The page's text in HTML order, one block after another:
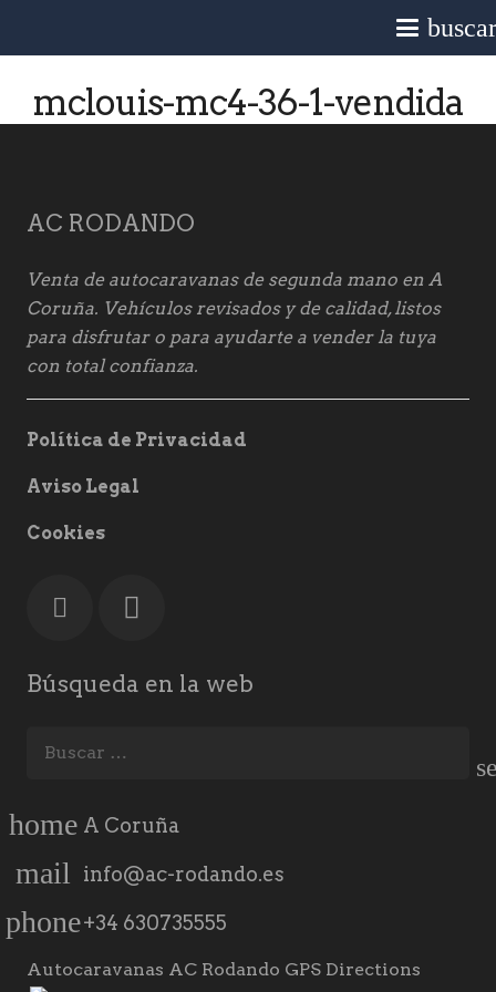
mclouis-mc4-36-1-vendida
AC RODANDO
Venta de autocaravanas de segunda mano en A
Coruña. Vehículos revisados y de calidad, listos
para disfrutar o para ayudarte a vender la tuya
con total confianza.
Política de Privacidad
Aviso Legal
Cookies
Búsqueda en la web
home A Coruña
mail info@ac-rodando.es
phone+34 630735555
Autocaravanas AC Rodando GPS Directions